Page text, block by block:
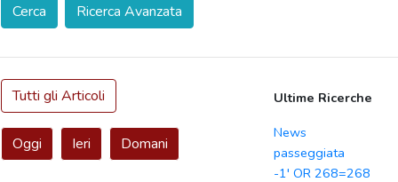
Cerca Ricerca Avanzata
Tutti gli Articoli
Oggi Ieri Domani
Ultime Ricerche
News
passeggiata
-1' OR 268=268